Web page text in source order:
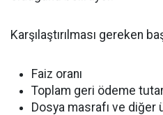
Karşılaştırılması gereken
Faiz oranı
Toplam geri ödeme
Dosya masrafı ve diğer